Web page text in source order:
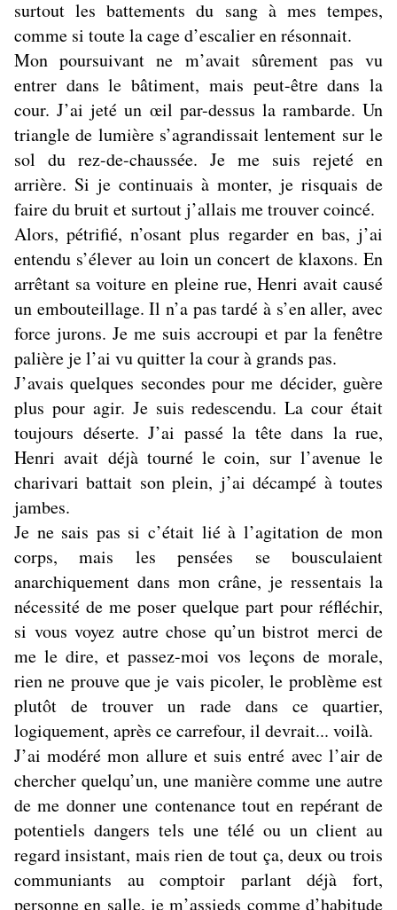
surtout les battements du sang à mes tempes,
comme si toute la cage d’escalier en résonnait.
Mon poursuivant ne m’avait sûrement pas vu
entrer dans le bâtiment, mais peut-être dans la
cour. J’ai jeté un œil par-dessus la rambarde. Un
triangle de lumière s’agrandissait lentement sur le
sol du rez-de-chaussée. Je me suis rejeté en
arrière. Si je continuais à monter, je risquais de
faire du bruit et surtout j’allais me trouver coincé.
Alors, pétrifié, n’osant plus regarder en bas, j’ai
entendu s’élever au loin un concert de klaxons. En
arrêtant sa voiture en pleine rue, Henri avait causé
un embouteillage. Il n’a pas tardé à s’en aller, avec
force jurons. Je me suis accroupi et par la fenêtre
palière je l’ai vu quitter la cour à grands pas.
J’avais quelques secondes pour me décider, guère
plus pour agir. Je suis redescendu. La cour était
toujours déserte. J’ai passé la tête dans la rue,
Henri avait déjà tourné le coin, sur l’avenue le
charivari battait son plein, j’ai décampé à toutes
jambes.
Je ne sais pas si c’était lié à l’agitation de mon
corps, mais les pensées se bousculaient
anarchiquement dans mon crâne, je ressentais la
nécessité de me poser quelque part pour réfléchir,
si vous voyez autre chose qu’un bistrot merci de
me le dire, et passez-moi vos leçons de morale,
rien ne prouve que je vais picoler, le problème est
plutôt de trouver un rade dans ce quartier,
logiquement, après ce carrefour, il devrait... voilà.
J’ai modéré mon allure et suis entré avec l’air de
chercher quelqu’un, une manière comme une autre
de me donner une contenance tout en repérant de
potentiels dangers tels une télé ou un client au
regard insistant, mais rien de tout ça, deux ou trois
communiants au comptoir parlant déjà fort,
personne en salle, je m’assieds comme d’habitude